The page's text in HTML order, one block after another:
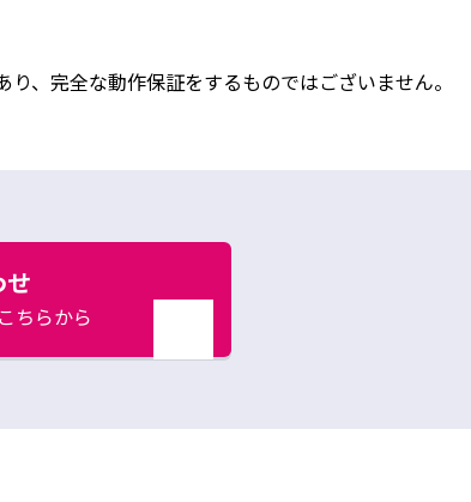
、完全な動作保証をするものではございません。
せ
ちらから